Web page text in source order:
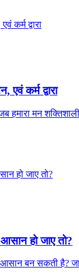
कर्म द्वारा
मन
हो जाए तो?
बन सकती है?